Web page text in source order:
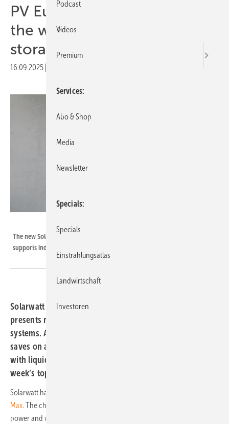
PV Europe’s top products of
the week – e-mobility,
storage solutions and more
16.09.2025
The new Solarwatt wallbox complies with calibration regulations and
supports individual billing.
Solarwatt delivers a bidirectional wallbox. Schaltbau
presents new DC contactors for megawatt charging
systems. And Auto PV planning tool from 7 Second Solar
saves on all fronts, while Alpha ESS launches Aster 5000
with liquid cooling and 5 MWh capacity. These are this
week’s top products.
Solarwatt has begun shipping its
Max. The charging station allows electric vehicles to charge with solar
power and will soon enable feeding electricity back into the home. It
Podcast
Videos
Premium
Services
Abo & Shop
Media
Newsletter
Specials
Specials
Einstrahlungsatlas
Landwirtschaft
Investoren